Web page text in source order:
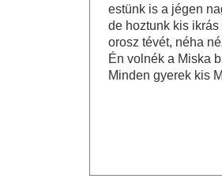
estünk is a jégen
de hoztunk kis ikrás
orosz tévét, néha
Én volnék a Miska
Minden gyerek kis